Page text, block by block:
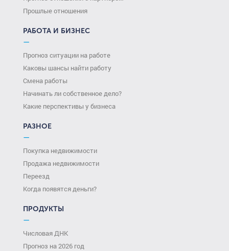
Прошлые отношения
РАБОТА И БИЗНЕС
—
Прогноз ситуации на работе
Каковы шансы найти работу
Смена работы
Начинать ли собственное дело?
Какие перспективы у бизнеса
РАЗНОЕ
—
Покупка недвижимости
Продажа недвижимости
Переезд
Когда появятся деньги?
ПРОДУКТЫ
—
Числовая ДНК
Прогноз на 2026 год